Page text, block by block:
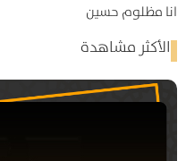
انا مظلوم حسين
الأكثر مشاهدة